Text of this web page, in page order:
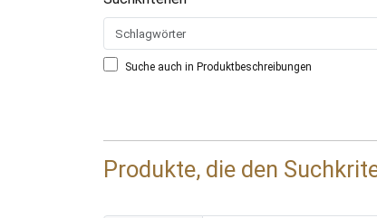
Suche auch in Produktbeschreibungen
Produkte, die den